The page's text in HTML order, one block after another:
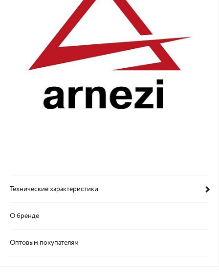
Технические характеристики
О бренде
Оптовым покупателям